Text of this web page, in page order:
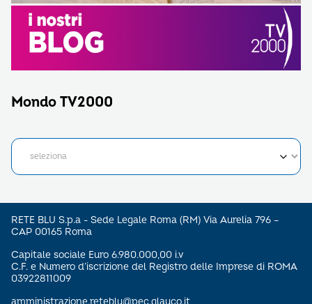
Mondo TV2000
RETE BLU S.p.a - Sede Legale Roma (RM) Via Aurelia 796 –
CAP 00165 Roma
Capitale sociale Euro 6.980.000,00 i.v
C.F. e Numero d’iscrizione del Registro delle Imprese di ROMA
03922811009
amministrazione.reteblu@pec.glauco.it